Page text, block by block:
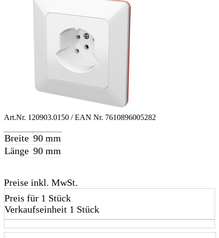
Art.Nr. 120903.0150 / EAN Nr. 7610896005282
Breite 90 mm
Länge 90 mm
Preise inkl. MwSt.
Preis für 1 Stück
Verkaufseinheit 1 Stück